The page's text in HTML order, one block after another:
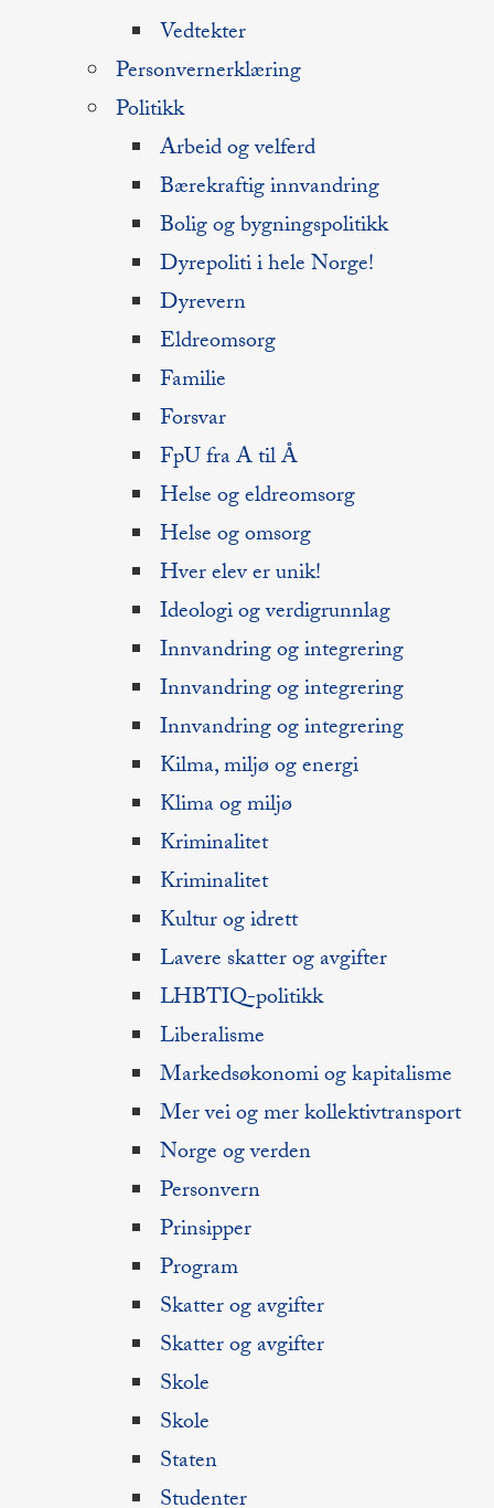
Vedtekter
Personvernerklæring
Politikk
Arbeid og velferd
Bærekraftig innvandring
Bolig og bygningspolitikk
Dyrepoliti i hele Norge!
Dyrevern
Eldreomsorg
Familie
Forsvar
FpU fra A til Å
Helse og eldreomsorg
Helse og omsorg
Hver elev er unik!
Ideologi og verdigrunnlag
Innvandring og integrering
Innvandring og integrering
Innvandring og integrering
Kilma, miljø og energi
Klima og miljø
Kriminalitet
Kriminalitet
Kultur og idrett
Lavere skatter og avgifter
LHBTIQ-politikk
Liberalisme
Markedsøkonomi og kapitalisme
Mer vei og mer kollektivtransport
Norge og verden
Personvern
Prinsipper
Program
Skatter og avgifter
Skatter og avgifter
Skole
Skole
Staten